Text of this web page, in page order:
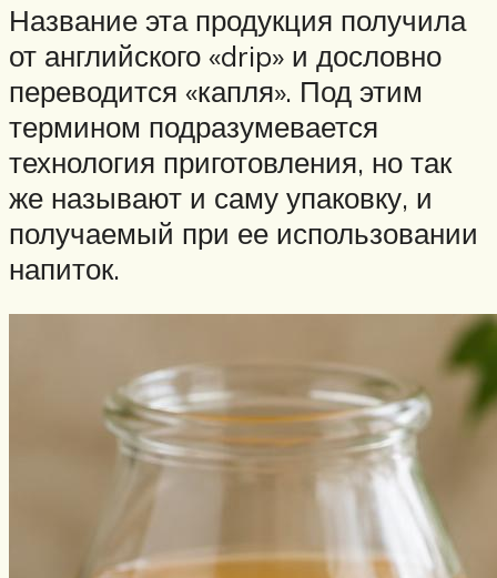
Название эта продукция получила
от английского «drip» и дословно
переводится «капля». Под этим
термином подразумевается
технология приготовления, но так
же называют и саму упаковку, и
получаемый при ее использовании
напиток.